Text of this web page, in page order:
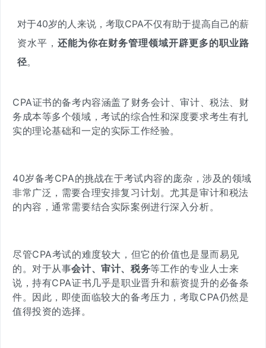
对于40岁的人来说，考取CPA不仅有助于提高自己的薪
资水平， 还能为你在财务管理领域开辟更多的职业路
径。
CPA证书的备考内容涵盖了财务会计、审计、税法、财
务成本等多个领域，考试的综合性和深度要求考生有扎
实的理论基础和一定的实际工作经验。
40岁备考CPA的挑战在于考试内容的庞杂，涉及的领域
非常广泛 ，需要合理安排复习计划。尤其是审计和税法
的内容，通常需要结合实际案例进行深入分析。
尽管CPA考试的难度较大，但它的价值也是显而易见
的。对于从事会计、审计、税务等工作的专业人士来
说，持有CPA证书几乎是职业晋升和薪资提升的必备条
件。因此，即使面临较大的备考压力，考取CPA仍然是
值得投资的选择。